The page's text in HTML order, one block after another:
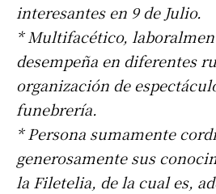
interesantes en 9 de Julio.
* Multifacético,
desempeña en diferentes
organización de
funebrería.
* Persona sumamente
generosamente sus
la Filetelia, de la cual es,